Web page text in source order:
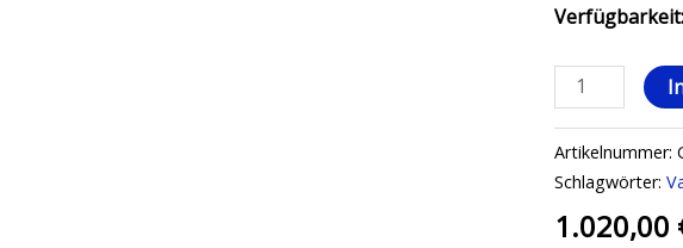
Artikelnummer:
Schlagwörter:
1.020,00